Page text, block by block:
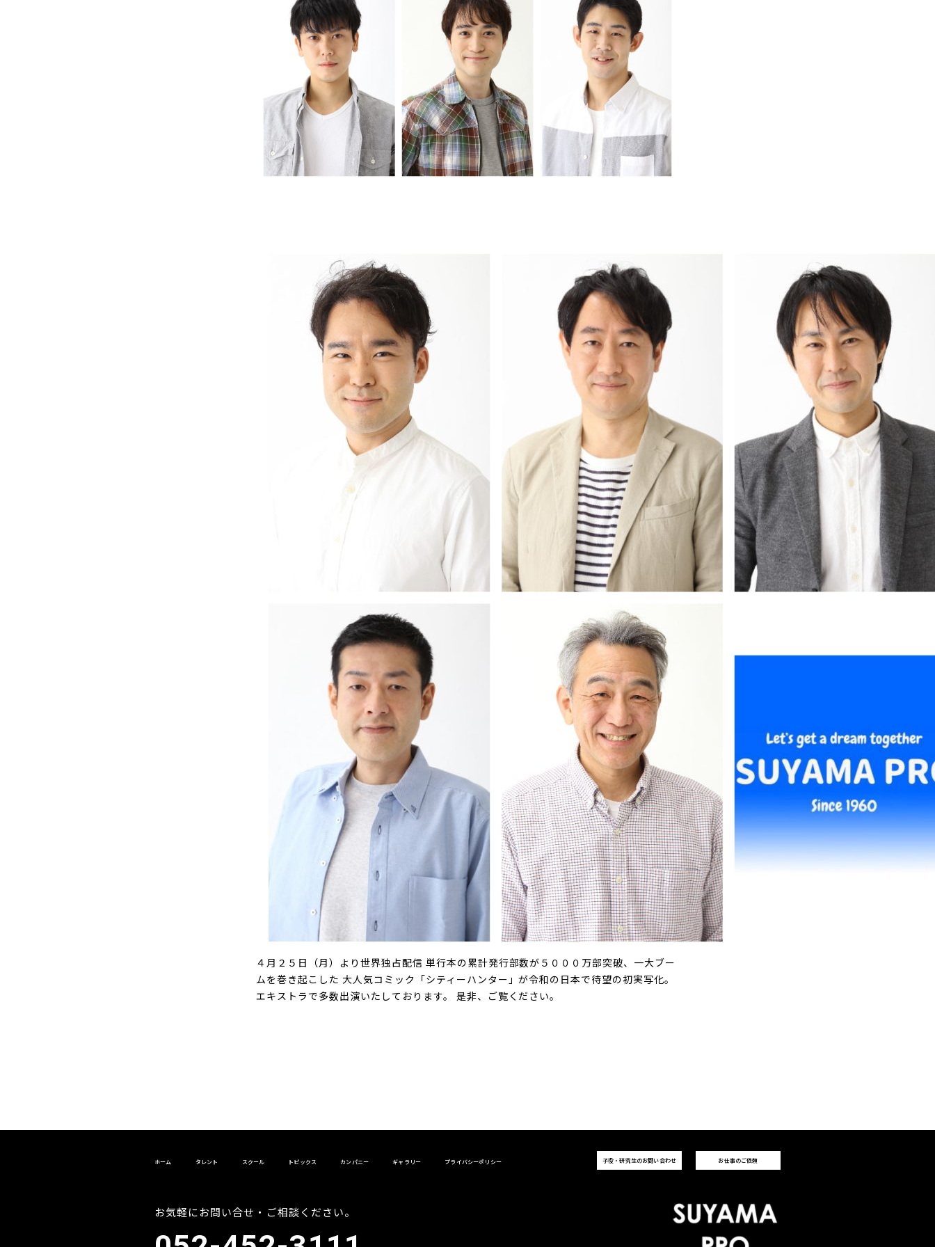
４月２５日（月）より世界独占配信 単行本の累計発行部数が５０００万部突破、一大ブー
ムを巻き起こした 大人気コミック「シティーハンター」が令和の日本で待望の初実写化。
エキストラで多数出演いたしております。 是非、ご覧ください。
ホーム タレント スクール トピックス カンパニー ギャラリー プライバシーポリシー 子役・研究生のお問い合わせ お仕事のご依頼
お気軽にお問い合せ・ご相談ください。